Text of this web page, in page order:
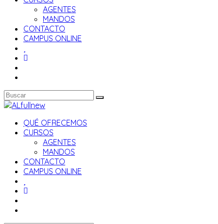
AGENTES
MANDOS
CONTACTO
CAMPUS ONLINE
QUÉ OFRECEMOS
CURSOS
AGENTES
MANDOS
CONTACTO
CAMPUS ONLINE